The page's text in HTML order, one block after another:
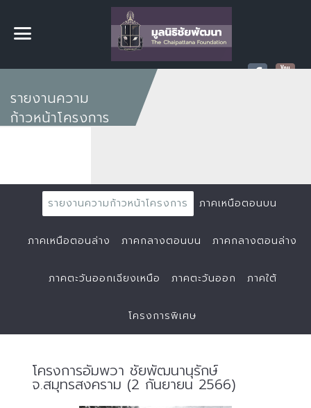
รายงานความ
ก้าวหน้าโครงการ
รายงานความก้าวหน้าโครงการ ภาคเหนือตอนบน
ภาคเหนือตอนล่าง ภาคกลางตอนบน ภาคกลางตอนล่าง
ภาคตะวันออกเฉียงเหนือ ภาคตะวันออก ภาคใต้
โครงการพิเศษ
โครงการอัมพวา ชัยพัฒนานุรักษ์
จ.สมุทรสงคราม (2 กันยายน 2566)